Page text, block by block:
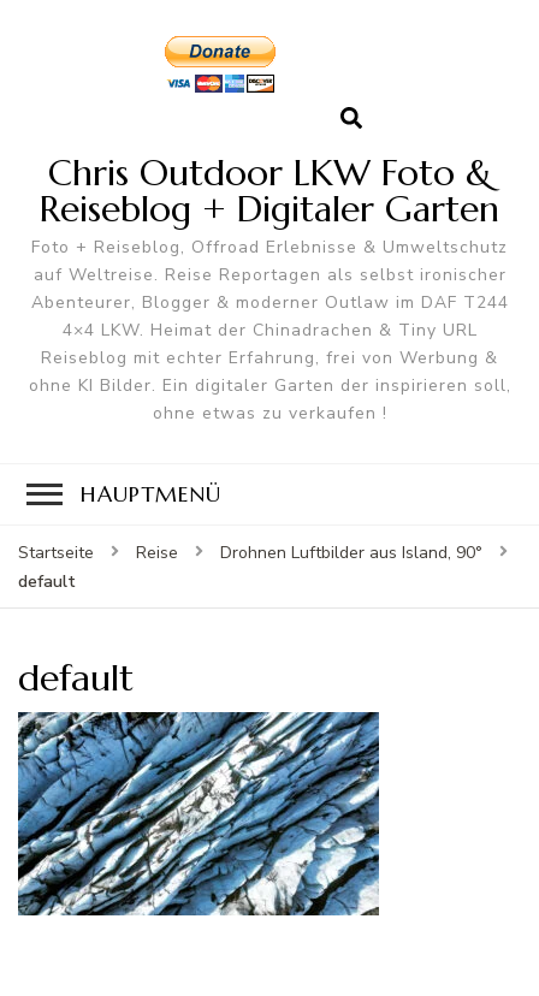
Chris Outdoor LKW Foto &
Reiseblog + Digitaler Garten
Foto + Reiseblog, Offroad Erlebnisse & Umweltschutz
auf Weltreise. Reise Reportagen als selbst ironischer
Abenteurer, Blogger & moderner Outlaw im DAF T244
4×4 LKW. Heimat der Chinadrachen & Tiny URL
Reiseblog mit echter Erfahrung, frei von Werbung &
ohne KI Bilder. Ein digitaler Garten der inspirieren soll,
ohne etwas zu verkaufen !
HAUPTMENÜ
Startseite Reise
Drohnen Luftbilder aus Island, 90°
default
default